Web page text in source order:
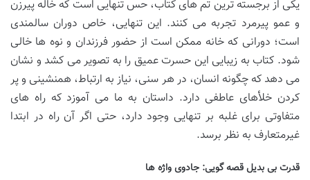
یکی از برجسته ترین تم های کتاب، حس تنهایی است که خاله پیرزن
و عمو پیرمرد تجربه می کنند. این تنهایی، خاص دوران سالمندی
است؛ دورانی که خانه ممکن است از حضور فرزندان و نوه ها خالی
شود. کتاب به زیبایی این حسرت عمیق را به تصویر می کشد و نشان
می دهد که چگونه انسان، در هر سنی، نیاز به ارتباط، همنشینی و پر
کردن خلأهای عاطفی دارد. داستان به ما می آموزد که راه های
متفاوتی برای غلبه بر تنهایی وجود دارد، حتی اگر آن راه در ابتدا
غیرمتعارف به نظر برسد.
قدرت بی بدیل قصه گویی: جادوی واژه ها